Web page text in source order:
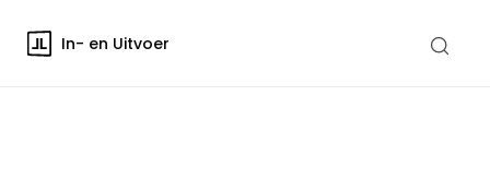
In- en Uitvoer